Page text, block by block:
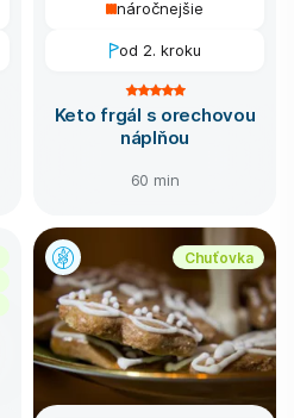
náročnejšie
od 2. kroku
Keto frgál s orechovou
náplňou
60 min
Chuťovka